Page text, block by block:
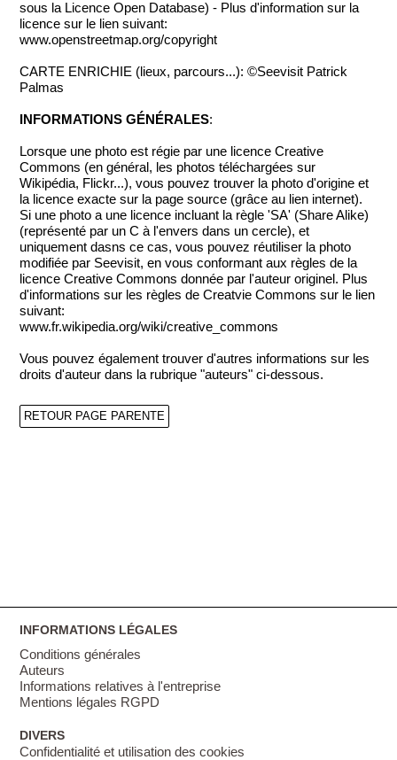
sous la Licence Open Database) - Plus d'information sur la
licence sur le lien suivant:
www.openstreetmap.org/copyright
CARTE ENRICHIE (lieux, parcours...): ©Seevisit Patrick
Palmas
INFORMATIONS GÉNÉRALES:
Lorsque une photo est régie par une licence Creative
Commons (en général, les photos téléchargées sur
Wikipédia, Flickr...), vous pouvez trouver la photo d'origine et
la licence exacte sur la page source (grâce au lien internet).
Si une photo a une licence incluant la règle 'SA' (Share Alike)
(représenté par un C à l'envers dans un cercle), et
uniquement dasns ce cas, vous pouvez réutiliser la photo
modifiée par Seevisit, en vous conformant aux règles de la
licence Creative Commons donnée par l'auteur originel. Plus
d'informations sur les règles de Creatvie Commons sur le lien
suivant:
www.fr.wikipedia.org/wiki/creative_commons
Vous pouvez également trouver d'autres informations sur les
droits d'auteur dans la rubrique "auteurs" ci-dessous.
RETOUR PAGE PARENTE
INFORMATIONS LÉGALES
Conditions générales
Auteurs
Informations relatives à l'entreprise
Mentions légales RGPD
DIVERS
Confidentialité et utilisation des cookies